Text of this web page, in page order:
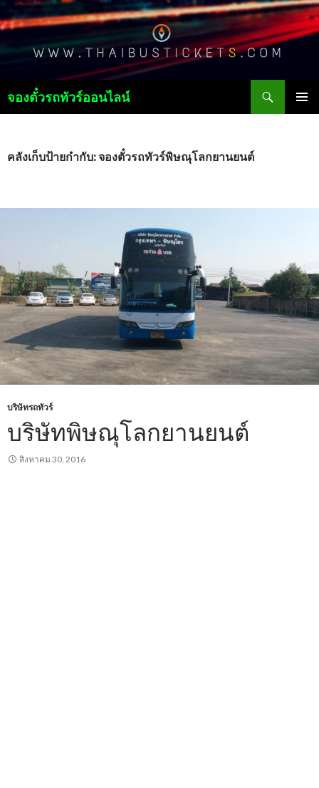
จองตั๋วรถทัวร์ออนไลน์
เนื้อหา
คลังเก็บป้ายกำกับ: จองตั๋วรถทัวร์พิษณุโลกยานยนต์
บริษัทรถทัวร์
บริษัทพิษณุโลกยานยนต์
สิงหาคม 30, 2016